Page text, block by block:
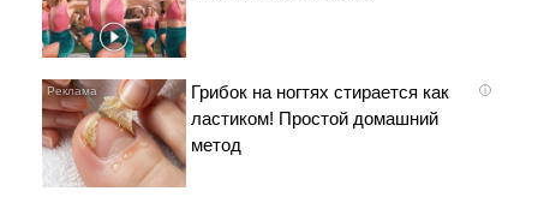
i
Грибок на ногтях стирается как
ластиком! Простой домашний
метод